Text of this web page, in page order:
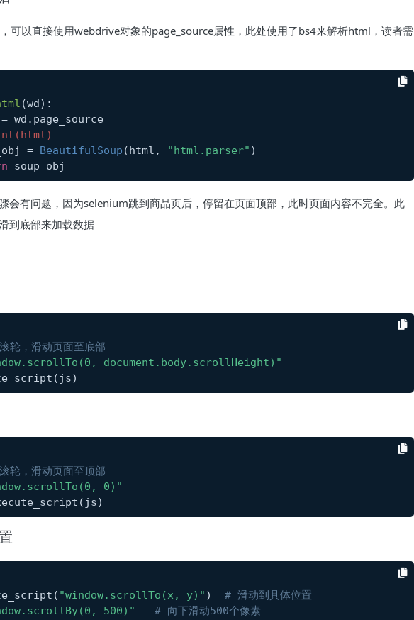
可以直接使用webdrive对象的page_source属性，此处使用了bs4来解析html，读者需
(wd) :
=
wd.page_source
=
BeautifulSoup (html, "html.parser" )
soup_obj
会有问题，因为selenium跳到商品页后，停留在页面顶部，此时页面内容不完全。此
到底部来加载数据
轮，滑动页面至底部
document.body.scrollHeight)"
轮，滑动页面至顶部
0)"
"window.scrollTo(x, y)" ) # 滑动到具体位置
500)"
# 向下滑动500个像素